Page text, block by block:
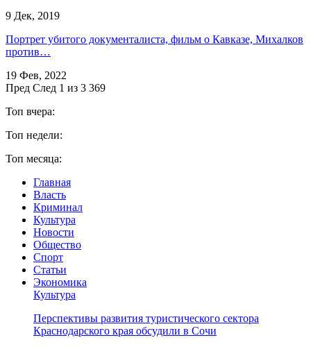
9 Дек, 2019
Портрет убитого документалиста, фильм о Кавказе, Михалков
против…
19 Фев, 2022
Пред След 1 из 3 369
Топ вчера:
Топ недели:
Топ месяца:
Главная
Власть
Криминал
Культура
Новости
Общество
Спорт
Статьи
Экономика
Культура
Перспективы развития туристического сектора
Краснодарского края обсудили в Сочи